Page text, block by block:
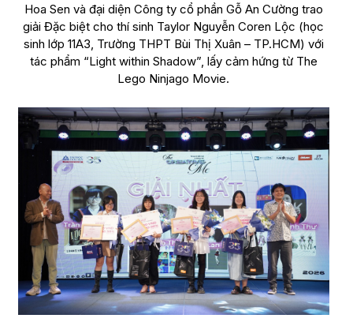
Hoa Sen và đại diện Công ty cổ phần Gỗ An Cường trao
giải Đặc biệt cho thí sinh Taylor Nguyễn Coren Lộc (học
sinh lớp 11A3, Trường THPT Bùi Thị Xuân – TP.HCM) với
tác phẩm “Light within Shadow”, lấy cảm hứng từ The
Lego Ninjago Movie.